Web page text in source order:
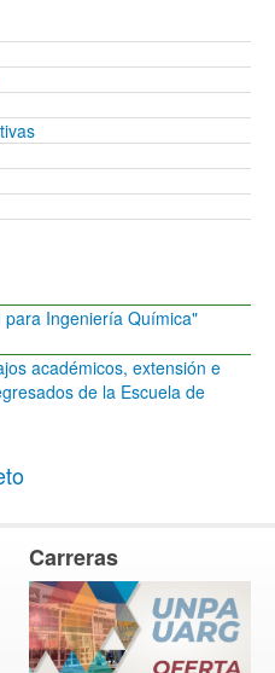
Ingeniería Química"
académicos, extensión e
de la Escuela de
Carreras